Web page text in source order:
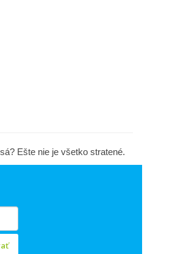
Ešte nie je všetko stratené.